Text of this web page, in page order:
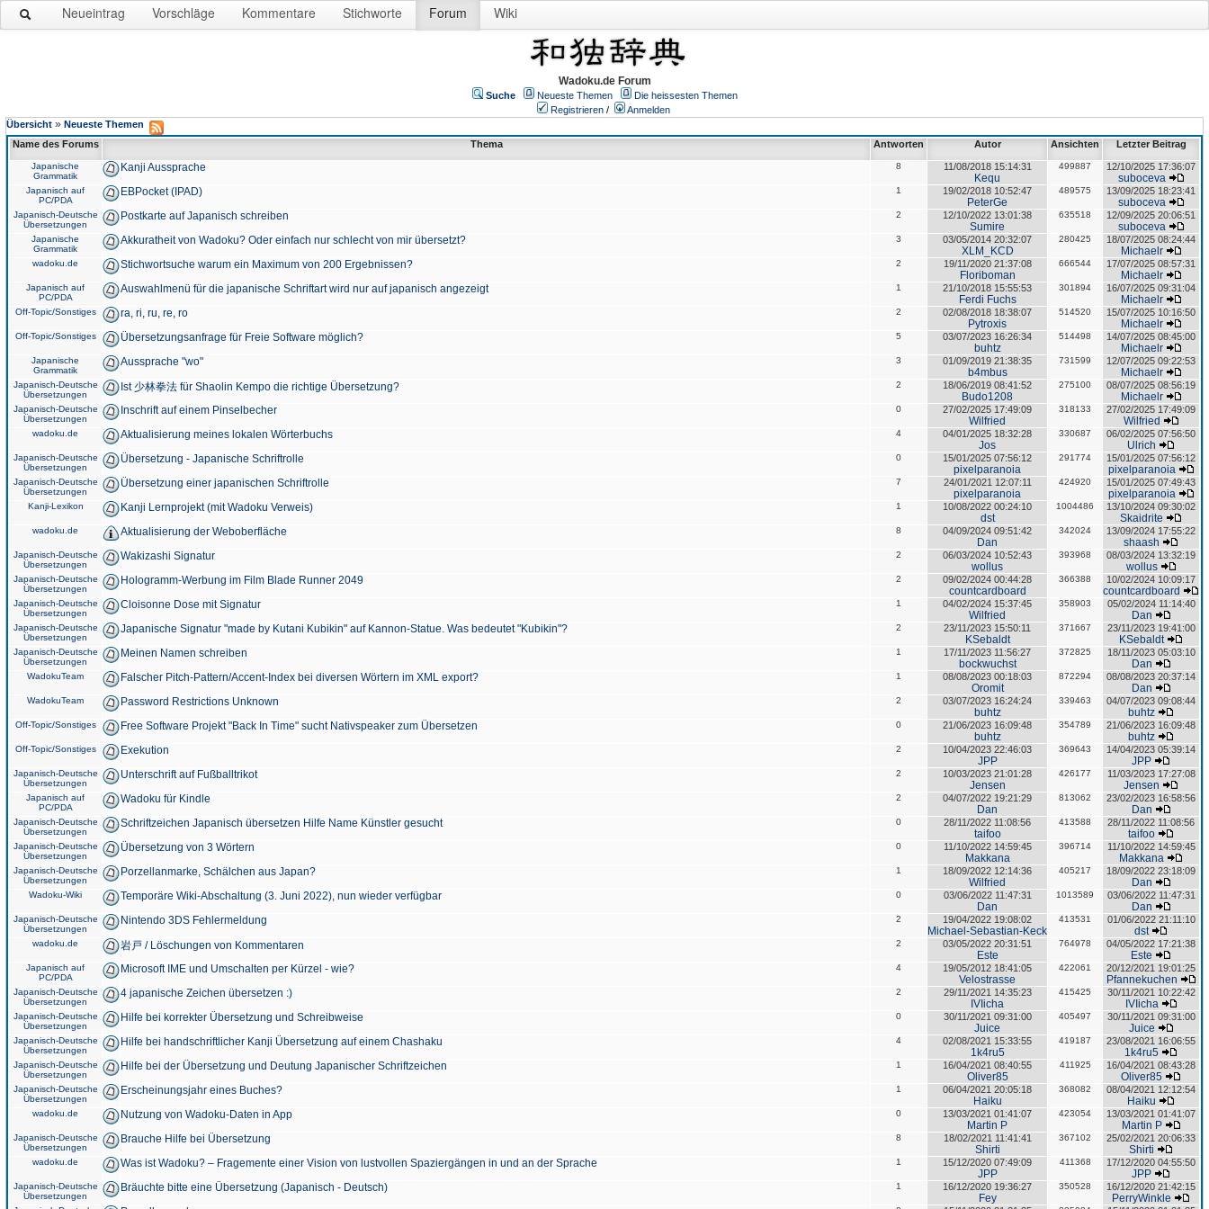
Neueintrag Vorschläge Kommentare Stichworte Forum Wiki
Wadoku.de Forum
Suche Neueste Themen
Die heissesten Themen
Registrieren /
Anmelden
Übersicht » Neueste Themen
Name des Forums
Thema Antworten Autor Ansichten Letzter Beitrag
Japanische
Grammatik
Kanji Aussprache 8 11/08/2018 15:14:31
Kequ
499887 12/10/2025 17:36:07
suboceva
Japanisch auf
PC/PDA
EBPocket (IPAD) 1 19/02/2018 10:52:47
PeterGe
489575 13/09/2025 18:23:41
suboceva
Japanisch-Deutsche
Übersetzungen
Postkarte auf Japanisch schreiben 2 12/10/2022 13:01:38
Sumire
635518 12/09/2025 20:06:51
suboceva
Japanische
Grammatik
Akkuratheit von Wadoku? Oder einfach nur schlecht von mir übersetzt? 3 03/05/2014 20:32:07
XLM_KCD
280425 18/07/2025 08:24:44
Michaelr
wadoku.de Stichwortsuche warum ein Maximum von 200 Ergebnissen? 2 19/11/2020 21:37:08
Floriboman
666544 17/07/2025 08:57:31
Michaelr
Japanisch auf
PC/PDA
Auswahlmenü für die japanische Schriftart wird nur auf japanisch angezeigt 1 21/10/2018 15:55:53
Ferdi Fuchs
301894 16/07/2025 09:31:04
Michaelr
Off-Topic/Sonstiges ra, ri, ru, re, ro 2 02/08/2018 18:38:07
Pytroxis
514520 15/07/2025 10:16:50
Michaelr
Off-Topic/Sonstiges Übersetzungsanfrage für Freie Software möglich? 5 03/07/2023 16:26:34
buhtz
514498 14/07/2025 08:45:00
Michaelr
Japanische
Grammatik
Aussprache "wo" 3 01/09/2019 21:38:35
b4mbus
731599 12/07/2025 09:22:53
Michaelr
Japanisch-Deutsche
Übersetzungen
Ist 少林拳法 für Shaolin Kempo die richtige Übersetzung? 2 18/06/2019 08:41:52
Budo1208
275100 08/07/2025 08:56:19
Michaelr
Japanisch-Deutsche
Übersetzungen
Inschrift auf einem Pinselbecher 0 27/02/2025 17:49:09
Wilfried
318133 27/02/2025 17:49:09
Wilfried
wadoku.de Aktualisierung meines lokalen Wörterbuchs 4 04/01/2025 18:32:28
Jos
330687 06/02/2025 07:56:50
Ulrich
Japanisch-Deutsche
Übersetzungen
Übersetzung - Japanische Schriftrolle 0 15/01/2025 07:56:12
pixelparanoia
291774 15/01/2025 07:56:12
pixelparanoia
Japanisch-Deutsche
Übersetzungen
Übersetzung einer japanischen Schriftrolle 7 24/01/2021 12:07:11
pixelparanoia
424920 15/01/2025 07:49:43
pixelparanoia
Kanji-Lexikon Kanji Lernprojekt (mit Wadoku Verweis) 1 10/08/2022 00:24:10
dst
1004486 13/10/2024 09:30:02
Skaidrite
wadoku.de Aktualisierung der Weboberfläche 8 04/09/2024 09:51:42
Dan
342024 13/09/2024 17:55:22
shaash
Japanisch-Deutsche
Übersetzungen
Wakizashi Signatur 2 06/03/2024 10:52:43
wollus
393968 08/03/2024 13:32:19
wollus
Japanisch-Deutsche
Übersetzungen
Hologramm-Werbung im Film Blade Runner 2049 2 09/02/2024 00:44:28
countcardboard
366388 10/02/2024 10:09:17
countcardboard
Japanisch-Deutsche
Übersetzungen
Cloisonne Dose mit Signatur 1 04/02/2024 15:37:45
Wilfried
358903 05/02/2024 11:14:40
Dan
Japanisch-Deutsche
Übersetzungen
Japanische Signatur "made by Kutani Kubikin" auf Kannon-Statue. Was bedeutet "Kubikin"? 2 23/11/2023 15:50:11
KSebaldt
371667 23/11/2023 19:41:00
KSebaldt
Japanisch-Deutsche
Übersetzungen
Meinen Namen schreiben 1 17/11/2023 11:56:27
bockwuchst
372825 18/11/2023 05:03:10
Dan
WadokuTeam Falscher Pitch-Pattern/Accent-Index bei diversen Wörtern im XML export? 1 08/08/2023 00:18:03
Oromit
872294 08/08/2023 20:37:14
Dan
WadokuTeam Password Restrictions Unknown 2 03/07/2023 16:24:24
buhtz
339463 04/07/2023 09:08:44
buhtz
Off-Topic/Sonstiges Free Software Projekt "Back In Time" sucht Nativspeaker zum Übersetzen 0 21/06/2023 16:09:48
buhtz
354789 21/06/2023 16:09:48
buhtz
Off-Topic/Sonstiges Exekution 2 10/04/2023 22:46:03
JPP
369643 14/04/2023 05:39:14
JPP
Japanisch-Deutsche
Übersetzungen
Unterschrift auf Fußballtrikot 2 10/03/2023 21:01:28
Jensen
426177 11/03/2023 17:27:08
Jensen
Japanisch auf
PC/PDA
Wadoku für Kindle 2 04/07/2022 19:21:29
Dan
813062 23/02/2023 16:58:56
Dan
Japanisch-Deutsche
Übersetzungen
Schriftzeichen Japanisch übersetzen Hilfe Name Künstler gesucht 0 28/11/2022 11:08:56
taifoo
413588 28/11/2022 11:08:56
taifoo
Japanisch-Deutsche
Übersetzungen
Übersetzung von 3 Wörtern 0 11/10/2022 14:59:45
Makkana
396714 11/10/2022 14:59:45
Makkana
Japanisch-Deutsche
Übersetzungen
Porzellanmarke, Schälchen aus Japan? 1 18/09/2022 12:14:36
Wilfried
405217 18/09/2022 23:18:09
Dan
Wadoku-Wiki Temporäre Wiki-Abschaltung (3. Juni 2022), nun wieder verfügbar 0 03/06/2022 11:47:31
Dan
1013589 03/06/2022 11:47:31
Dan
Japanisch-Deutsche
Übersetzungen
Nintendo 3DS Fehlermeldung 2 19/04/2022 19:08:02
Michael-Sebastian-Keck
413531 01/06/2022 21:11:10
dst
wadoku.de 岩戸 / Löschungen von Kommentaren 2 03/05/2022 20:31:51
Este
764978 04/05/2022 17:21:38
Este
Japanisch auf
PC/PDA
Microsoft IME und Umschalten per Kürzel - wie? 4 19/05/2012 18:41:05
Velostrasse
422061 20/12/2021 19:01:25
Pfannekuchen
Japanisch-Deutsche
Übersetzungen
4 japanische Zeichen übersetzen :) 2 29/11/2021 14:35:23
IVIicha
415425 30/11/2021 10:22:42
IVIicha
Japanisch-Deutsche
Übersetzungen
Hilfe bei korrekter Übersetzung und Schreibweise 0 30/11/2021 09:31:00
Juice
405497 30/11/2021 09:31:00
Juice
Japanisch-Deutsche
Übersetzungen
Hilfe bei handschriftlicher Kanji Übersetzung auf einem Chashaku 4 02/08/2021 15:33:55
1k4ru5
419187 23/08/2021 16:06:55
1k4ru5
Japanisch-Deutsche
Übersetzungen
Hilfe bei der Übersetzung und Deutung Japanischer Schriftzeichen 1 16/04/2021 08:40:55
Oliver85
411925 16/04/2021 08:43:28
Oliver85
Japanisch-Deutsche
Übersetzungen
Erscheinungsjahr eines Buches? 1 06/04/2021 20:05:18
Haiku
368082 08/04/2021 12:12:54
Haiku
wadoku.de Nutzung von Wadoku-Daten in App 0 13/03/2021 01:41:07
Martin P
423054 13/03/2021 01:41:07
Martin P
Japanisch-Deutsche
Übersetzungen
Brauche Hilfe bei Übersetzung 8 18/02/2021 11:41:41
Shirti
367102 25/02/2021 20:06:33
Shirti
wadoku.de Was ist Wadoku? – Fragemente einer Vision von lustvollen Spaziergängen in und an der Sprache 1 15/12/2020 07:49:09
JPP
411368 17/12/2020 04:55:50
JPP
Japanisch-Deutsche
Übersetzungen
Bräuchte bitte eine Übersetzung (Japanisch - Deutsch) 1 16/12/2020 19:36:27
Fey
350528 16/12/2020 21:42:15
PerryWinkle